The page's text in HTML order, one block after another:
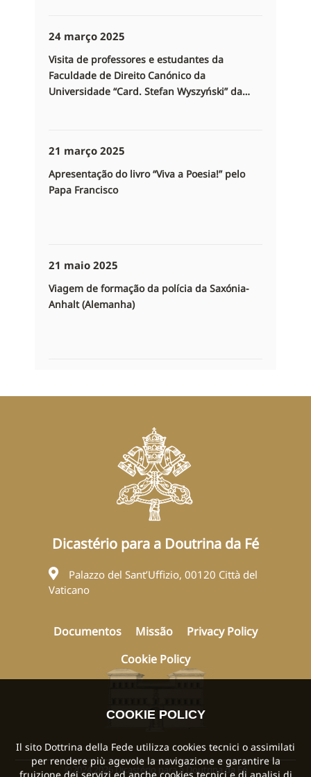
24 março 2025
Visita de professores e estudantes da
Faculdade de Direito Canónico da
Universidade “Card. Stefan Wyszyński” da
21 março 2025
Apresentação do livro “Viva a Poesia!” pelo
Papa Francisco
21 maio 2025
Viagem de formação da polícia da Saxónia-
Anhalt (Alemanha)
Dicastério para a Doutrina da Fé
Palazzo del Sant’Uffizio, 00120 Città del
Vaticano
Documentos Missão
Privacy Policy
Cookie Policy
©2024 2026 Dicastério para a Doutrina da Fé
COOKIE POLICY
Il sito Dottrina della Fede utilizza cookies tecnici o assimilati
per rendere più agevole la navigazione e garantire la